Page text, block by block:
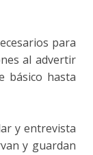
para
al advertir
básico hasta
y entrevista
y guardan